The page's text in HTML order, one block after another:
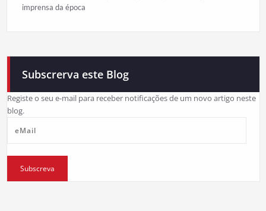
imprensa da época
Subscrerva este Blog
Registe o seu e-mail para receber notificações de um novo artigo neste
blog.
Subscreva